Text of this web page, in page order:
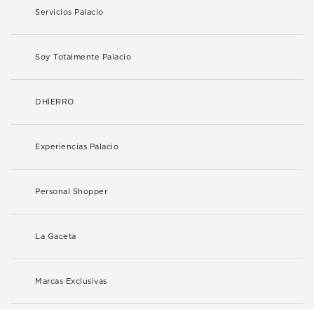
Servicios Palacio
Soy Totalmente Palacio
DHIERRO
Experiencias Palacio
Personal Shopper
La Gaceta
Marcas Exclusivas